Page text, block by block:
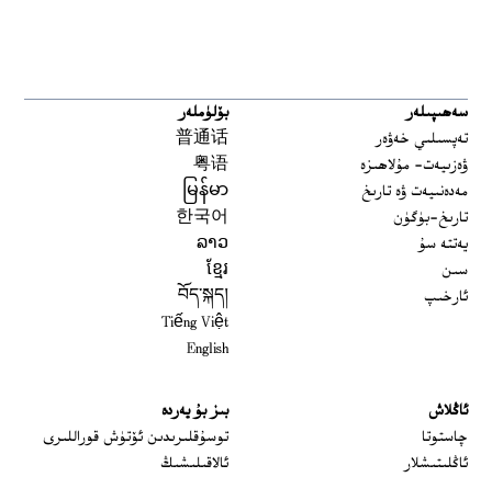
سەھىپىلەر
تەپسىلىي خەۋەر
ۋەزىيەت- مۇلاھىزە
مەدەنىيەت ۋە تارىخ
تارىخ-بۈگۈن
يەتتە سۇ
سىن
ئارخىپ
بۆلۈملەر
普通话
粤语
မြန်မာ
한국어
ລາວ
ខ្មែរ
བོད་སྐད།
Tiếng Việt
English
ئاڭلاش
چاستوتا
ئاڭلىتىشلار
بىز بۇ يەردە
توسۇقلىرىدىن ئۆتۈش قوراللىرى
ئالاقىلىشىڭ